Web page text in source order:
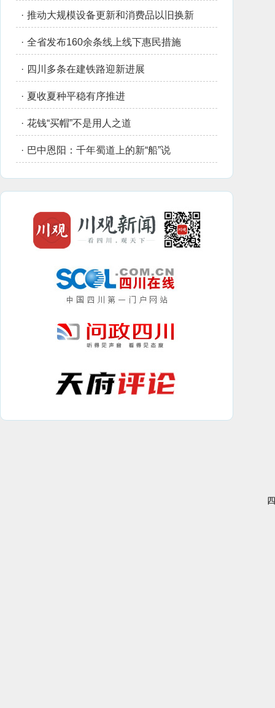
· 推动大规模设备更新和消费品以旧换新
· 全省发布160余条线上线下惠民措施
· 四川多条在建铁路迎新进展
· 夏收夏种平稳有序推进
· 花钱“买帽”不是用人之道
· 巴中恩阳：千年蜀道上的新“船”说